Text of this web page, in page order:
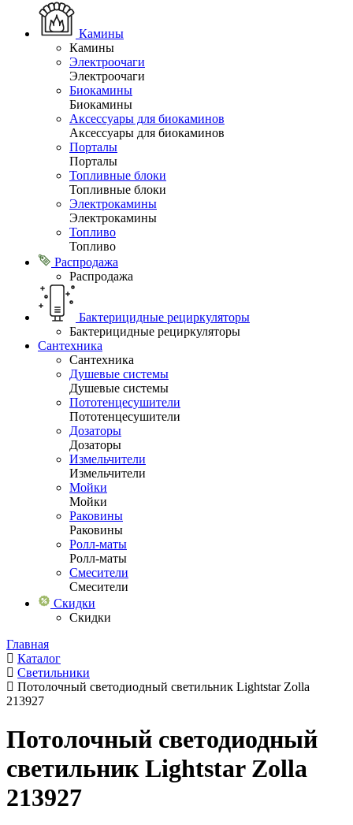
Камины
Камины
Электроочаги
Электроочаги
Биокамины
Биокамины
Аксессуары для биокаминов
Аксессуары для биокаминов
Порталы
Порталы
Топливные блоки
Топливные блоки
Электрокамины
Электрокамины
Топливо
Топливо
Распродажа
Распродажа
Бактерицидные рециркуляторы
Бактерицидные рециркуляторы
Сантехника
Сантехника
Душевые системы
Душевые системы
Пототенцесушители
Пототенцесушители
Дозаторы
Дозаторы
Измельчители
Измельчители
Мойки
Мойки
Раковины
Раковины
Ролл-маты
Ролл-маты
Смесители
Смесители
Скидки
Скидки
Главная
Каталог
Светильники
Потолочный светодиодный светильник Lightstar Zolla
213927
Потолочный светодиодный
светильник Lightstar Zolla
213927